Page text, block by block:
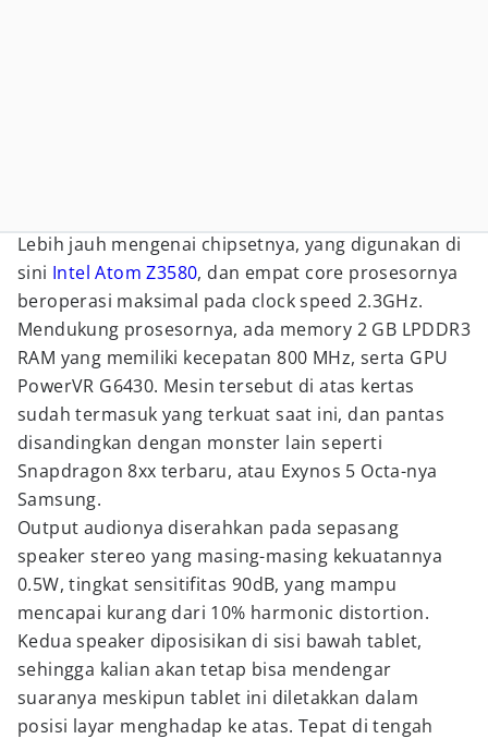
Lebih jauh mengenai chipsetnya, yang digunakan di
sini Intel Atom Z3580, dan empat core prosesornya
beroperasi maksimal pada clock speed 2.3GHz.
Mendukung prosesornya, ada memory 2 GB LPDDR3
RAM yang memiliki kecepatan 800 MHz, serta GPU
PowerVR G6430. Mesin tersebut di atas kertas
sudah termasuk yang terkuat saat ini, dan pantas
disandingkan dengan monster lain seperti
Snapdragon 8xx terbaru, atau Exynos 5 Octa-nya
Samsung.
Output audionya diserahkan pada sepasang
speaker stereo yang masing-masing kekuatannya
0.5W, tingkat sensitifitas 90dB, yang mampu
mencapai kurang dari 10% harmonic distortion.
Kedua speaker diposisikan di sisi bawah tablet,
sehingga kalian akan tetap bisa mendengar
suaranya meskipun tablet ini diletakkan dalam
posisi layar menghadap ke atas. Tepat di tengah